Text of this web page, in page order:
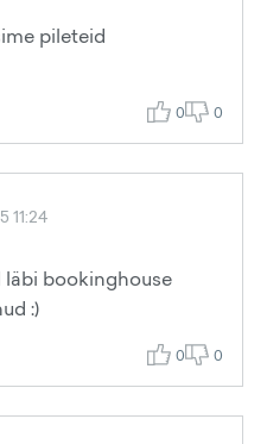
pileteid
0 0
11:24
bookinghouse
:)
0 0